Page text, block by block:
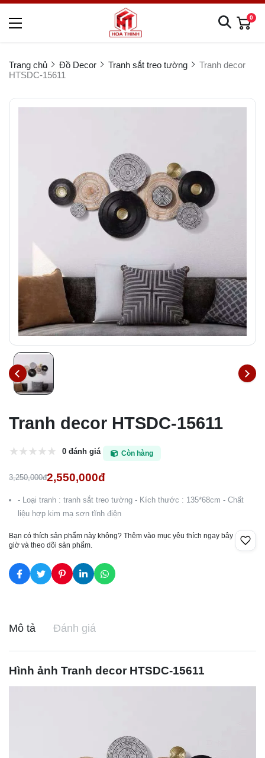
0
Trang chủ Đồ Decor Tranh sắt treo tường
Tranh decor
HTSDC-15611
Tranh decor HTSDC-15611
0 đánh giá Còn hàng
3,250,000đ2,550,000đ
- Loại tranh : tranh sắt treo tường - Kích thước : 135*68cm - Chất
liệu hợp kim mạ sơn tĩnh điện
Bạn có thích sản phẩm này không? Thêm vào mục yêu thích ngay bây
giờ và theo dõi sản phẩm.
Mô tả Đánh giá
Hình ảnh Tranh decorHTSDC-15611